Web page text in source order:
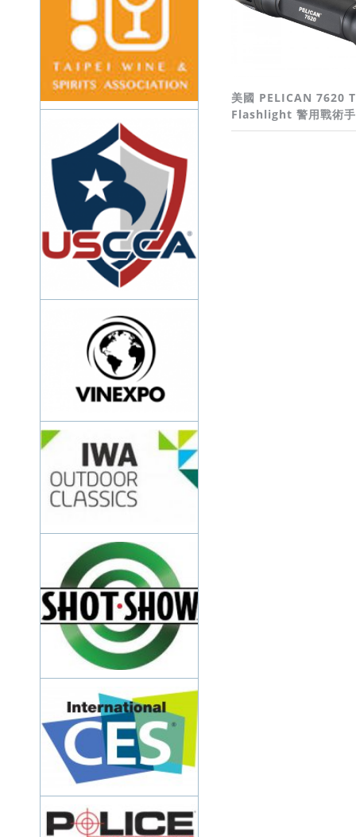
美國 PELICAN 7620
Flashlight 警用戰術